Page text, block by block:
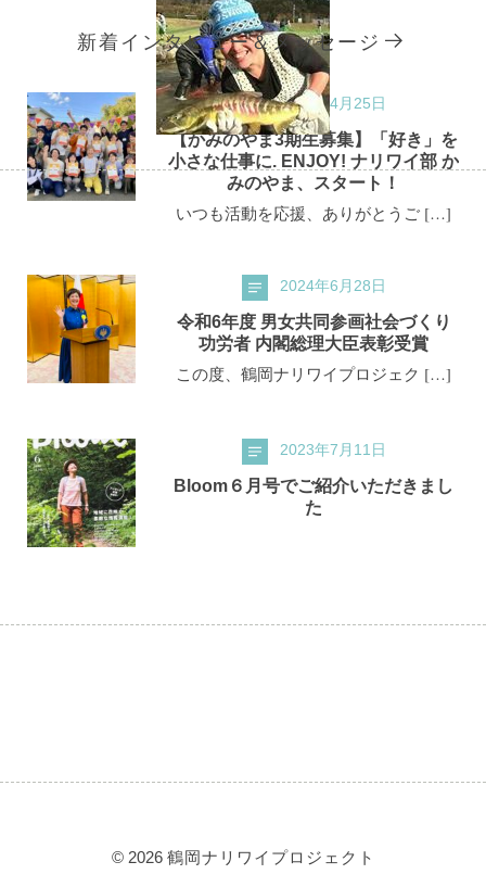
新着インタビュー＆メッセージ
2026年4月25日
【かみのやま3期生募集】「好き」を
小さな仕事に. ENJOY! ナリワイ部 か
みのやま、スタート！
いつも活動を応援、ありがとうご […]
2024年6月28日
令和6年度 男女共同参画社会づくり
功労者 内閣総理大臣表彰受賞
この度、鶴岡ナリワイプロジェク […]
2023年7月11日
Bloom６月号でご紹介いただきまし
た
© 2026 鶴岡ナリワイプロジェクト